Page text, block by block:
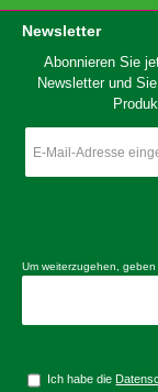
Newsletter
Abonnieren Sie
Newsletter und
Mail-
*
Um weiterzugehen,
Ich habe die